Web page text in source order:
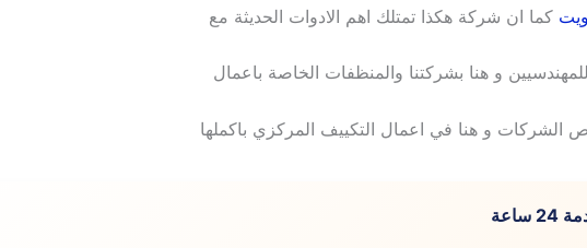
كما ان شركة هكذا تمتلك اهم الادوات الحديثة مع
و هنا بشركتنا والمنظفات الخاصة باعمال
الشركات و هنا في اعمال التكييف المركزي باكملها